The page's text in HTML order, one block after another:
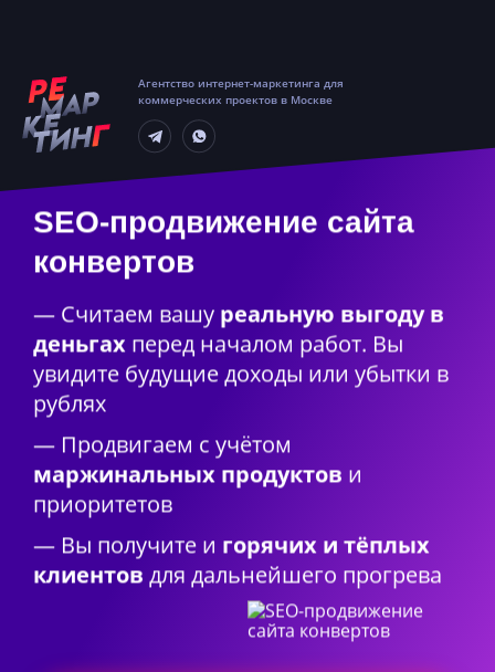
Агентство интернет-маркетинга для
коммерческих проектов в Москве
SEO-продвижение сайта
конвертов
— Считаем вашу реальную выгоду в
деньгах перед началом работ. Вы
увидите будущие доходы или убытки в
рублях
— Продвигаем с учётом
маржинальных продуктов и
приоритетов
— Вы получите и горячих и тёплых
клиентов для дальнейшего прогрева